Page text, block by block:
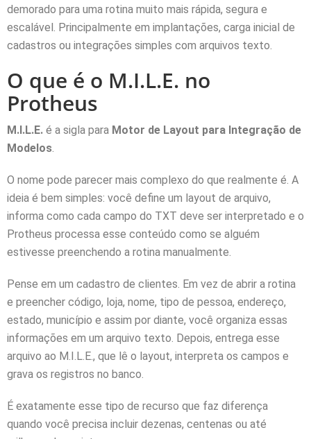
demorado para uma rotina muito mais rápida, segura e
escalável. Principalmente em implantações, carga inicial de
cadastros ou integrações simples com arquivos texto.
O que é o M.I.L.E. no
Protheus
M.I.L.E. é a sigla para Motor de Layout para Integração de
Modelos.
O nome pode parecer mais complexo do que realmente é. A
ideia é bem simples: você define um layout de arquivo,
informa como cada campo do TXT deve ser interpretado e o
Protheus processa esse conteúdo como se alguém
estivesse preenchendo a rotina manualmente.
Pense em um cadastro de clientes. Em vez de abrir a rotina
e preencher código, loja, nome, tipo de pessoa, endereço,
estado, município e assim por diante, você organiza essas
informações em um arquivo texto. Depois, entrega esse
arquivo ao M.I.L.E., que lê o layout, interpreta os campos e
grava os registros no banco.
É exatamente esse tipo de recurso que faz diferença
quando você precisa incluir dezenas, centenas ou até